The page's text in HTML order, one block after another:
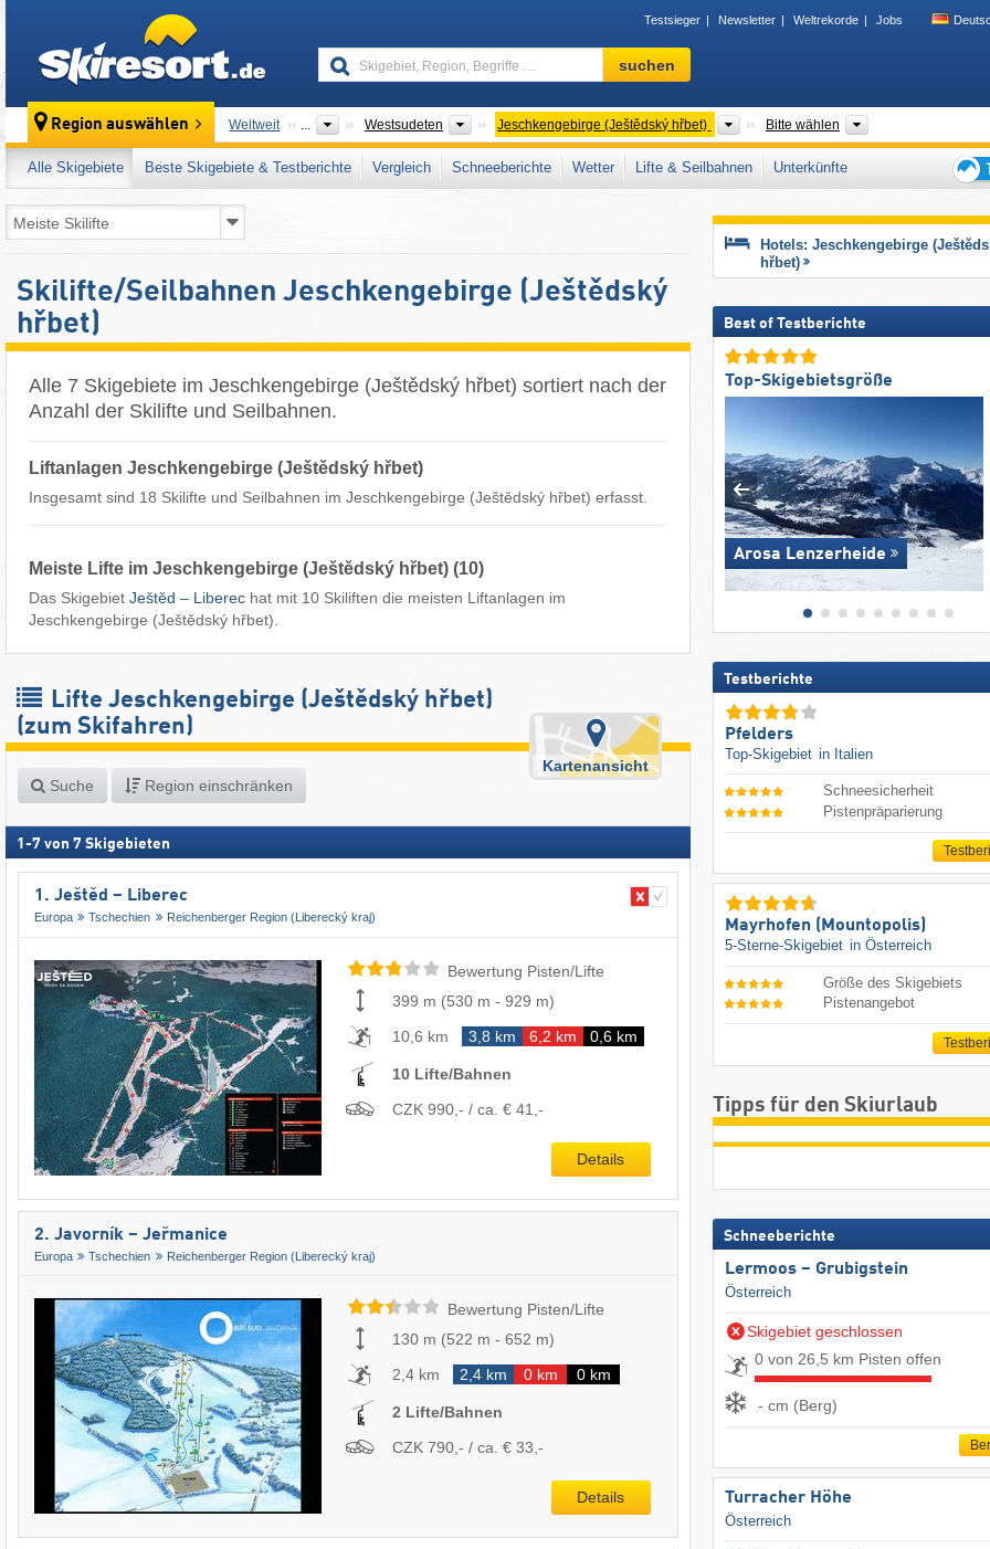
Testsieger Newsletter Weltrekorde Jobs
Skigebiet,
Region,
…
suchen
Region auswählen Weltweit ... Westsudeten Übergeordnete Gebirge
Jeschkengebirge (Ještědský hřbet) Gebirgszüge
Bitte wählen
Alle Skigebiete Beste Skigebiete & Testberichte Vergleich Schneeberichte Wetter Lifte & Seilbahnen
Unterkünfte
für
den
Skilifte/Seilbahnen Jeschkengebirge (Ještědský
hřbet)
Alle 7 Skigebiete im Jeschkengebirge (Ještědský hřbet) sortiert nach der
Anzahl der Skilifte und Seilbahnen.
Liftanlagen Jeschkengebirge (Ještědský hřbet)
Insgesamt sind 18 Skilifte und Seilbahnen im Jeschkengebirge (Ještědský hřbet) erfasst.
Meiste Lifte im Jeschkengebirge (Ještědský hřbet) (10)
Das Skigebiet Ještěd – Liberec hat mit 10 Skiliften die meisten Liftanlagen im
Jeschkengebirge (Ještědský hřbet).
Lifte Jeschkengebirge (Ještědský hřbet)
(zum Skifahren)
Suche Region einschränken
Kartenansicht
1 -7 von 7 Skigebieten
1. Ještěd – Liberec
Europa Tschechien Reichenberger Region (Liberecký kraj)
Bewertung Pisten/Lifte
399 m (530 m - 929 m)
10,6 km
3,8 km 6,2 km 0,6 km
10 Lifte/Bahnen
CZK 990,- / ca. € 41,-
Details
2. Javorník – Jeřmanice
Europa Tschechien Reichenberger Region (Liberecký kraj)
Bewertung Pisten/Lifte
130 m (522 m - 652 m)
2,4 km
2,4 km 0 km 0 km
2 Lifte/Bahnen
CZK 790,- / ca. € 33,-
Details
Hotels: Jeschkengebirge
hřbet)
Best of Testberichte
Top-Skigebietsgröße
Arosa Lenzerheide
Testberichte
Pfelders
Top-Skigebiet in Italien
Schneesicherheit
Pistenpräparierung
Mayrhofen (Mountopolis)
5-Sterne-Skigebiet in Österreich
Größe des Skigebiets
Pistenangebot
Tipps für den Skiurlaub
Schneeberichte
Lermoos – Grubigstein
Österreich
Skigebiet geschlossen
0 von 26,5 km Pisten offen
- cm (Berg)
Turracher Höhe
Österreich